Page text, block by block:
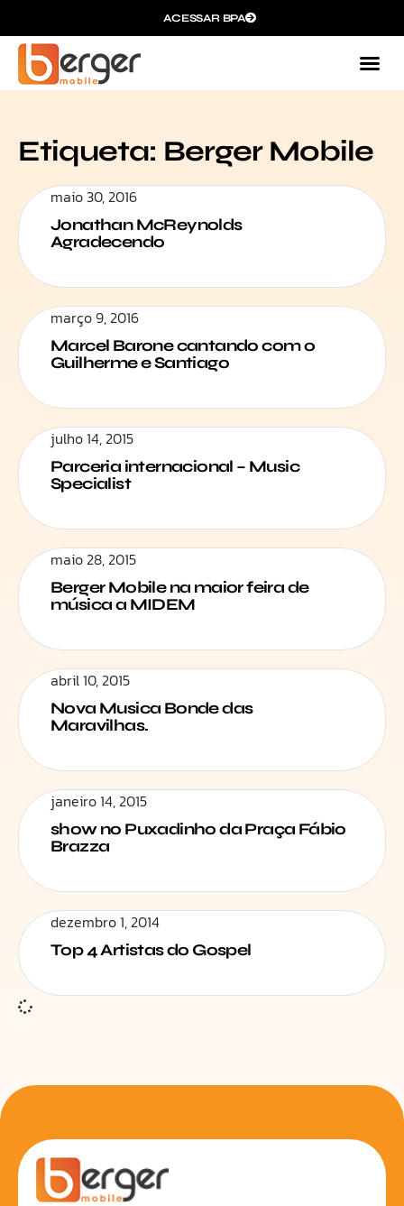
ACESSAR BPA
Etiqueta: Berger Mobile
maio 30, 2016
Jonathan McReynolds
Agradecendo
março 9, 2016
Marcel Barone cantando com o
Guilherme e Santiago
julho 14, 2015
Parceria internacional – Music
Specialist
maio 28, 2015
Berger Mobile na maior feira de
música a MIDEM
abril 10, 2015
Nova Musica Bonde das
Maravilhas.
janeiro 14, 2015
show no Puxadinho da Praça Fábio
Brazza
dezembro 1, 2014
Top 4 Artistas do Gospel